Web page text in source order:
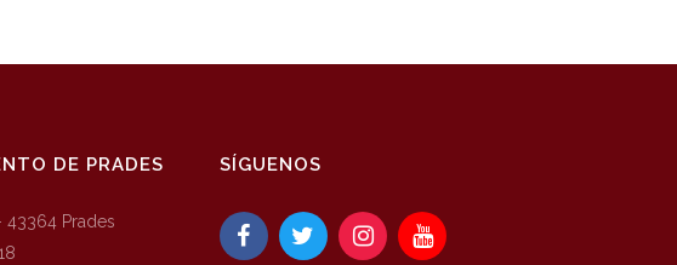
DE PRADES
43364 Prades
SÍGUENOS